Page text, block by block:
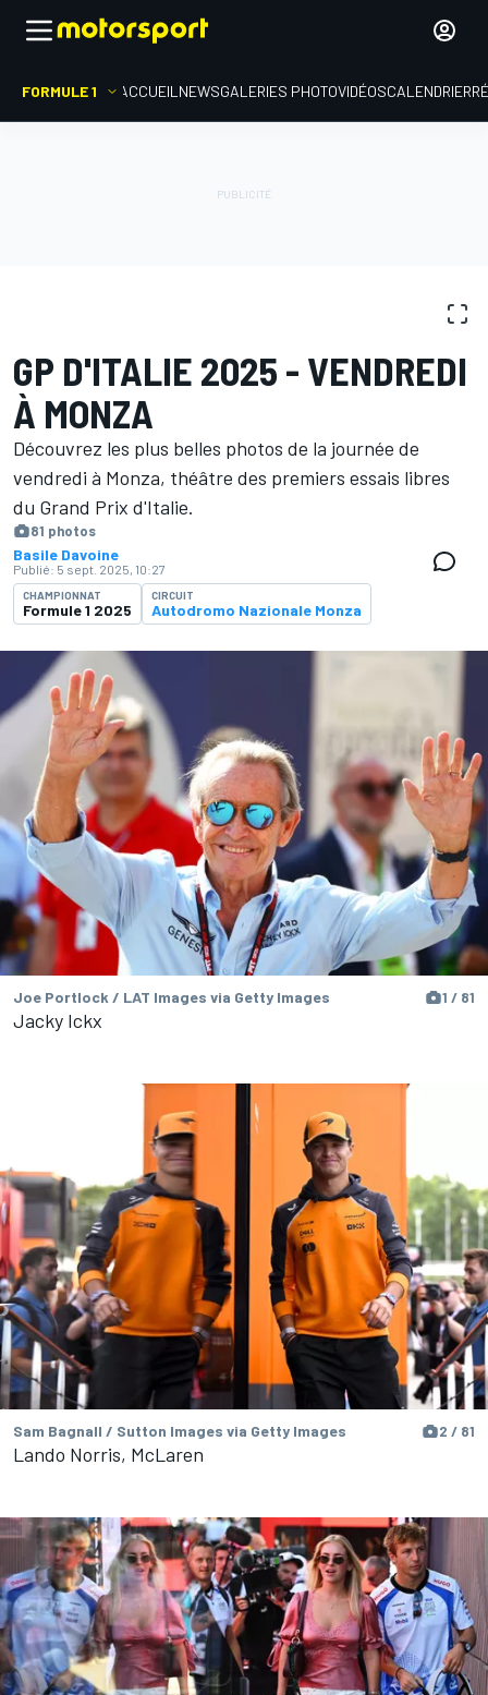
FORMULE 1 ACCUEIL NEWSGALERIES PHOTOVIDÉOSCALENDRIER
GP D'ITALIE 2025 - VENDREDI
À MONZA
Découvrez les plus belles photos de la journée de
vendredi à Monza, théâtre des premiers essais libres
du Grand Prix d'Italie.
81 photos
Basile Davoine
Publié: 5 sept. 2025, 10:27
CHAMPIONNAT
Formule 1 2025
CIRCUIT
Autodromo Nazionale Monza
Joe Portlock / LAT Images via Getty Images 1 / 81
Jacky Ickx
Sam Bagnall / Sutton Images via Getty Images 2 / 81
Lando Norris, McLaren